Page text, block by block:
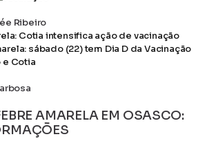
Ribeiro
Cotia intensifica ação de vacinação
AMARELA EM OSASCO: